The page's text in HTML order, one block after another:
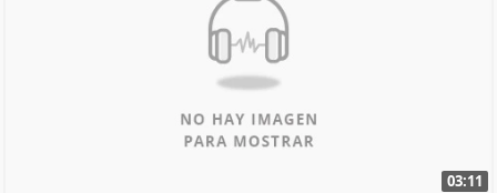
03:11